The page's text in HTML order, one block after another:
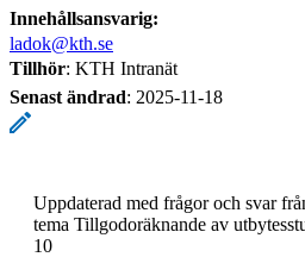
Innehållsansvarig:
ladok@kth.se
Tillhör: KTH Intranät
Senast ändrad: 2025-11-18
Uppdaterad med frågor och svar
tema Tillgodoräknande av
10